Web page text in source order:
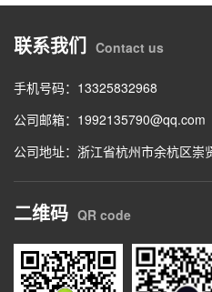
联系我们 Contact us
手机号码：13325832968
公司邮箱：1992135790@qq.com
公司地址：浙江省杭州市余杭区
二维码 QR code